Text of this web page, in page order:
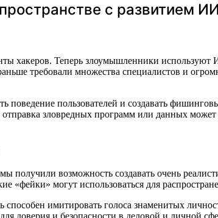
с развитием ИИ
хакеров. Теперь злоумышленники используют
требовали множества специалистов и
поведение пользователей и создавать
зловредных программ или данных
получили возможность создавать очень
«фейки» могут использоваться для
имитировать голоса знаменитых
доверия и безопасности в деловой и личной